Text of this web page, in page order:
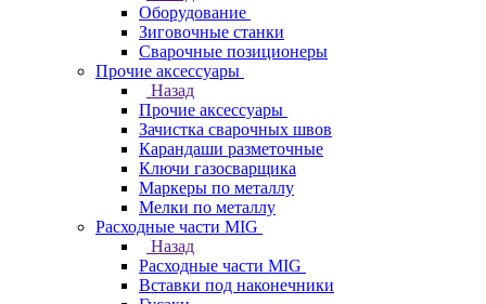
Оборудование
Зиговочные станки
Сварочные позиционеры
Прочие аксессуары
Назад
Прочие аксессуары
Зачистка сварочных швов
Карандаши разметочные
Ключи газосварщика
Маркеры по металлу
Мелки по металлу
Расходные части MIG
Назад
Расходные части MIG
Вставки под наконечники